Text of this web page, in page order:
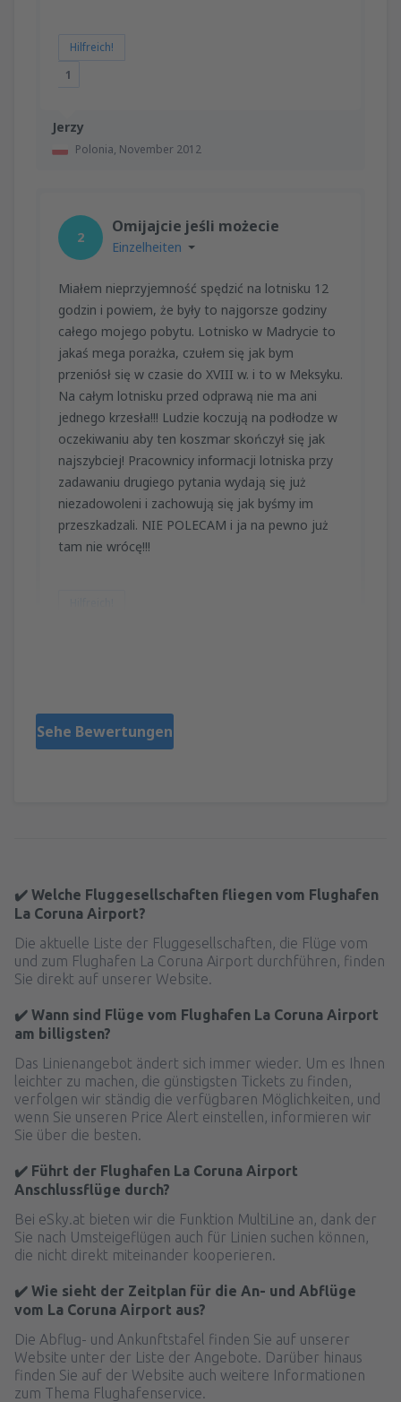
Jerzy
Polonia, November 2012
Hilfreich!
1
2
Omijajcie jeśli możecie
Einzelheiten
Miałem nieprzyjemność spędzić na lotnisku 12
godzin i powiem, że były to najgorsze godziny
całego mojego pobytu. Lotnisko w Madrycie to
jakaś mega porażka, czułem się jak bym
przeniósł się w czasie do XVIII w. i to w Meksyku.
Na całym lotnisku przed odprawą nie ma ani
jednego krzesła!!! Ludzie koczują na podłodze w
oczekiwaniu aby ten koszmar skończył się jak
najszybciej! Pracownicy informacji lotniska przy
zadawaniu drugiego pytania wydają się już
niezadowoleni i zachowują się jak byśmy im
przeszkadzali. NIE POLECAM i ja na pewno już
tam nie wrócę!!!
Sehe Bewertungen
✔️ Welche Fluggesellschaften fliegen vom Flughafen
La Coruna Airport?
Die aktuelle Liste der Fluggesellschaften, die Flüge vom
und zum Flughafen La Coruna Airport durchführen, finden
Sie direkt auf unserer Website.
✔️ Wann sind Flüge vom Flughafen La Coruna Airport
am billigsten?
Das Linienangebot ändert sich immer wieder. Um es Ihnen
leichter zu machen, die günstigsten Tickets zu finden,
verfolgen wir ständig die verfügbaren Möglichkeiten, und
wenn Sie unseren Price Alert einstellen, informieren wir
Sie über die besten.
✔️ Führt der Flughafen La Coruna Airport
Anschlussflüge durch?
Bei eSky.at bieten wir die Funktion MultiLine an, dank der
Sie nach Umsteigeflügen auch für Linien suchen können,
die nicht direkt miteinander kooperieren.
✔️ Wie sieht der Zeitplan für die An- und Abflüge
vom La Coruna Airport aus?
Die Abflug- und Ankunftstafel finden Sie auf unserer
Website unter der Liste der Angebote. Darüber hinaus
finden Sie auf der Website auch weitere Informationen
zum Thema Flughafenservice.